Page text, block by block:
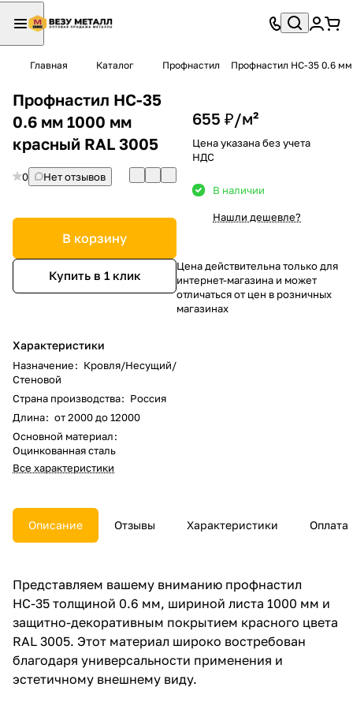
Главная Каталог Профнастил Профнастил НС-35 0.6
Профнастил НС-35
0.6 мм 1000 мм
красный RAL 3005
0 Нет отзывов
В корзину
Купить в 1 клик
Характеристики
Назначение: Кровля/Несущий/
Стеновой
Страна производства: Россия
Длина: от 2000 до 12000
Основной материал:
Оцинкованная сталь
Все характеристики
655 ₽/м²
Цена указана без учета
НДС
В наличии
Нашли дешевле?
Цена действительна только для
интернет-магазина и может
отличаться от цен в розничных
магазинах
Описание Отзывы Характеристики Оплата
Представляем вашему вниманию профнастил
НС-35 толщиной 0.6 мм, шириной листа 1000 мм и
защитно-декоративным покрытием красного цвета
RAL 3005. Этот материал широко востребован
благодаря универсальности применения и
эстетичному внешнему виду.